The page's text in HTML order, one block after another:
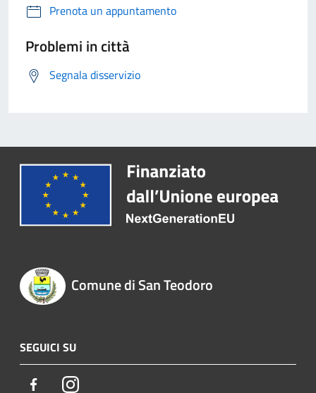
Prenota un appuntamento
Problemi in città
Segnala disservizio
Comune di San Teodoro
SEGUICI SU
FacebookInstagram